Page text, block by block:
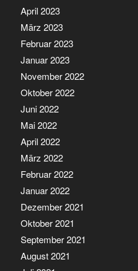
April 2023
März 2023
Februar 2023
Januar 2023
November 2022
Oktober 2022
Juni 2022
Mai 2022
April 2022
März 2022
Februar 2022
Januar 2022
Dezember 2021
Oktober 2021
September 2021
August 2021